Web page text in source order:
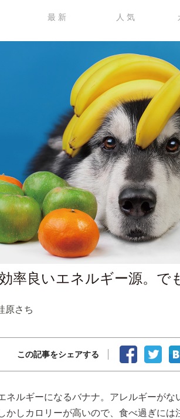
最 新 人 気
率良いエネルギー源。で
原さち
この記事をシェアする
ネルギーになるバナナ。アレルギーがな
かしカロリーが高いので、食べ過ぎには